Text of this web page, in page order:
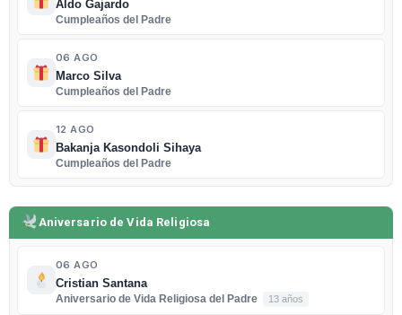
Aldo Gajardo
Cumpleaños del Padre
06 AGO
Marco Silva
Cumpleaños del Padre
12 AGO
Bakanja Kasondoli Sihaya
Cumpleaños del Padre
Aniversario de Vida Religiosa
06 AGO
Cristian Santana
Aniversario de Vida Religiosa del Padre
13 años